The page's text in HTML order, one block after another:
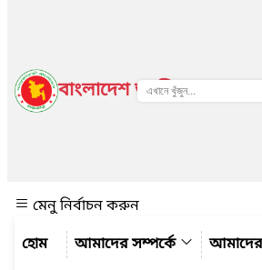
বাংলাদেশ জাতীয় তথ্য
মেনু নির্বাচন করুন
আমাদের সম্পর্কে